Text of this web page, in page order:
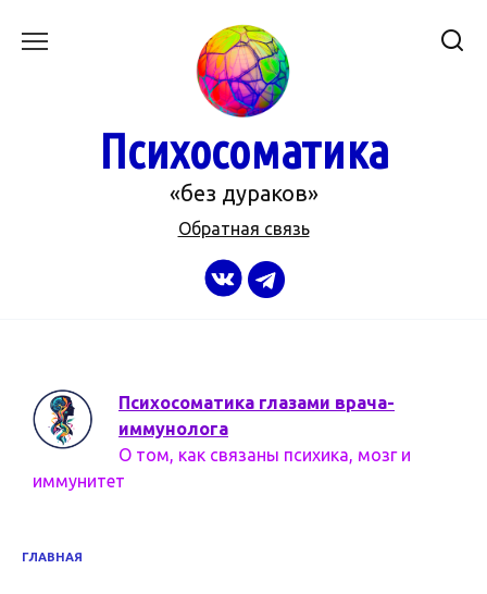
Психосоматика
«без дураков»
Обратная связь
Психосоматика глазами врача-
иммунолога
О том, как связаны психика, мозг и
иммунитет
ГЛАВНАЯ